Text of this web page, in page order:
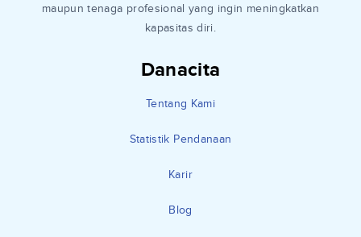
Danacita
Tentang Kami
Statistik Pendanaan
Karir
Blog
maupun tenaga profesional yang ingin meningkatkan
kapasitas diri.